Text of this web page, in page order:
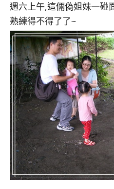
週六上午,這倆偽姐妹一碰
熟練得不得了了~